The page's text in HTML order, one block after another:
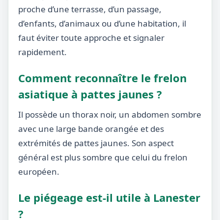
proche d’une terrasse, d’un passage,
d’enfants, d’animaux ou d’une habitation, il
faut éviter toute approche et signaler
rapidement.
Comment reconnaître le frelon
asiatique à pattes jaunes ?
Il possède un thorax noir, un abdomen sombre
avec une large bande orangée et des
extrémités de pattes jaunes. Son aspect
général est plus sombre que celui du frelon
européen.
Le piégeage est-il utile à Lanester
?